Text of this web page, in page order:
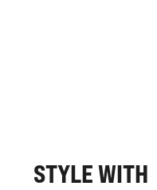
STYLE WITH